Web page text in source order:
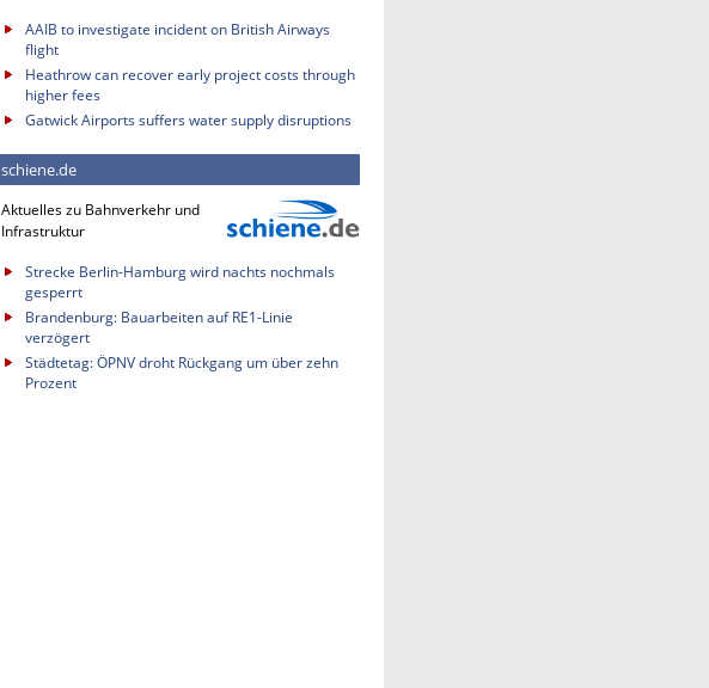
AAIB to investigate incident on British Airways
flight
Heathrow can recover early project costs through
higher fees
Gatwick Airports suffers water supply disruptions
schiene.de
Aktuelles zu Bahnverkehr und
Infrastruktur
Strecke Berlin-Hamburg wird nachts nochmals
gesperrt
Brandenburg: Bauarbeiten auf RE1-Linie
verzögert
Städtetag: ÖPNV droht Rückgang um über zehn
Prozent